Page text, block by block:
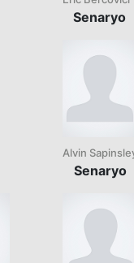
Senaryo
Alvin
Senaryo